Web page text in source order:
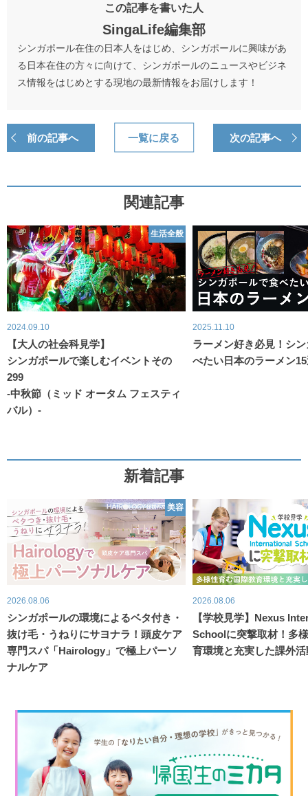
この記事を書いた人
SingaLife編集部
シンガポール在住の日本人をはじめ、シンガポールに興味があ
る日本在住の方々に向けて、シンガポールのニュースやビジネ
ス情報をはじめとする現地の最新情報をお届けします！
前の記事へ 次の記事へ
一覧に戻る
関連記事
生活全般
2024.09.10
【大人の社会科見学】
シンガポールで楽しむイベントその
299
-中秋節（ミッド オータム フェスティ
バル）-
2025.11.10
ラーメン好き必見！シ
べたい日本のラーメン
新着記事
美容
2026.08.06
シンガポールの環境によるベタ付き・
抜け毛・うねりにサヨナラ！頭皮ケア
専門スパ「Hairology」で極上パーソ
ナルケア
2026.08.06
【学校見学】Nexus
Schoolに突撃取材！多
育環境と充実した課外